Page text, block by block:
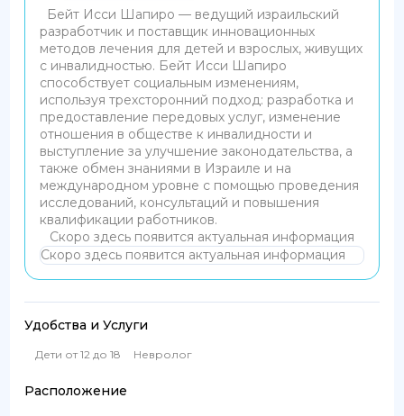
Бейт Исси Шапиро — ведущий израильский
разработчик и поставщик инновационных
методов лечения для детей и взрослых, живущих
с инвалидностью. Бейт Исси Шапиро
способствует социальным изменениям,
используя трехсторонний подход: разработка и
предоставление передовых услуг, изменение
отношения в обществе к инвалидности и
выступление за улучшение законодательства, а
также обмен знаниями в Израиле и на
международном уровне с помощью проведения
исследований, консультаций и повышения
квалификации работников.
Скоро здесь появится актуальная информация
Скоро здесь появится актуальная информация
Удобства и Услуги
Дети от 12 до 18 Невролог
Расположение